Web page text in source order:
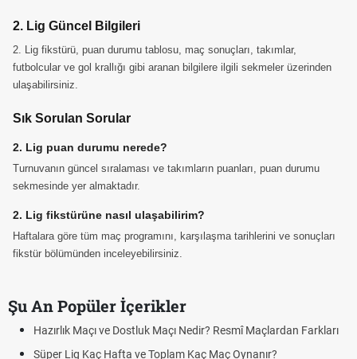
2. Lig Güncel Bilgileri
2. Lig fikstürü, puan durumu tablosu, maç sonuçları, takımlar,
futbolcular ve gol krallığı gibi aranan bilgilere ilgili sekmeler üzerinden
ulaşabilirsiniz.
Sık Sorulan Sorular
2. Lig puan durumu nerede?
Turnuvanın güncel sıralaması ve takımların puanları, puan durumu
sekmesinde yer almaktadır.
2. Lig fikstürüne nasıl ulaşabilirim?
Haftalara göre tüm maç programını, karşılaşma tarihlerini ve sonuçları
fikstür bölümünden inceleyebilirsiniz.
Şu An Popüler İçerikler
Hazırlık Maçı ve Dostluk Maçı Nedir? Resmî Maçlardan Farkları
Süper Lig Kaç Hafta ve Toplam Kaç Maç Oynanır?